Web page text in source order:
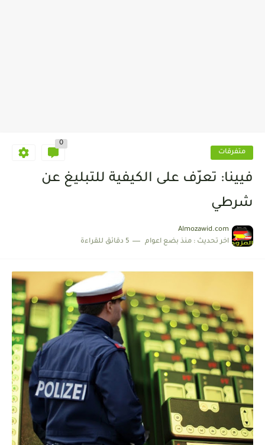
متفرقات
0
فيينا: تعرّف على الكيفية للتبليغ عن
شرطي
Almozawid.com
اخر تحديث : منذ بضع اعوام 5 دقائق للقراءة